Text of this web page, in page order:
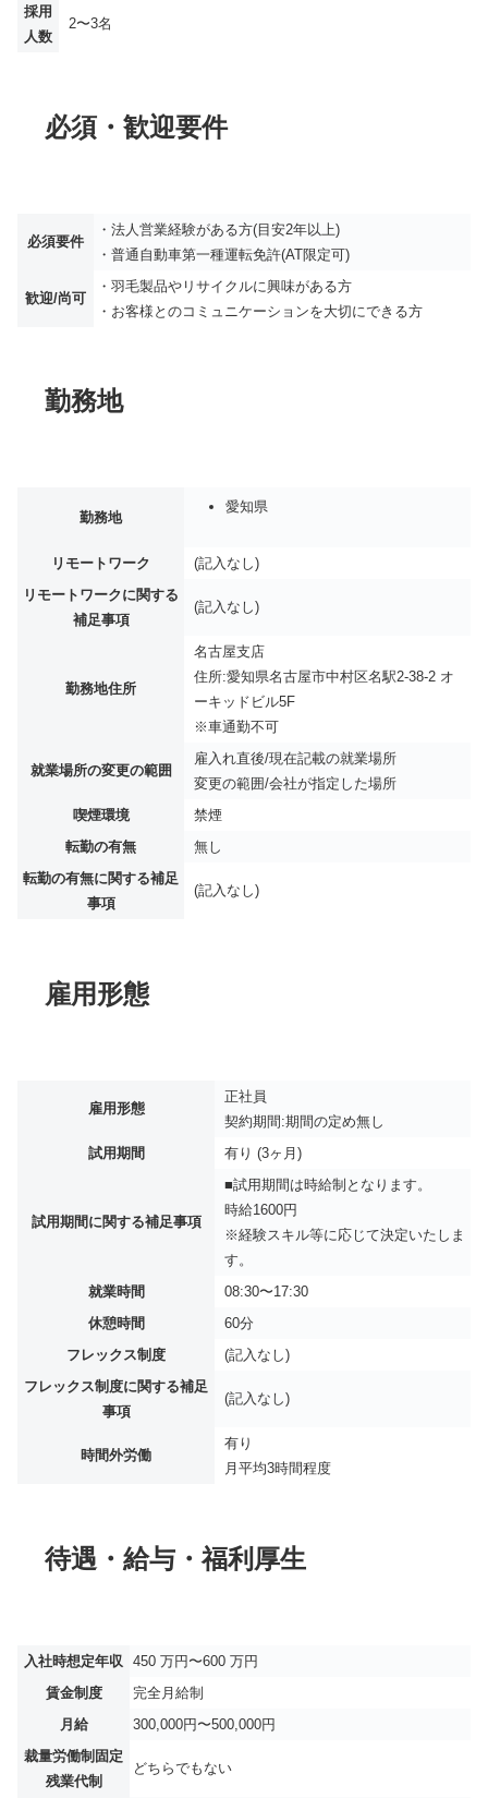
採用
人数
2〜3名
必須・歓迎要件
必須要件
・法人営業経験がある方(目安2年以上)
・普通自動車第一種運転免許(AT限定可)
歓迎/尚可
・羽毛製品やリサイクルに興味がある方
・お客様とのコミュニケーションを大切にできる方
勤務地
勤務地
愛知県
リモートワーク
(記入なし)
リモートワークに関する
補足事項
(記入なし)
勤務地住所
名古屋支店
住所:愛知県名古屋市中村区名駅2-38-2 オ
ーキッドビル5F
※車通勤不可
就業場所の変更の範囲
雇入れ直後/現在記載の就業場所
変更の範囲/会社が指定した場所
喫煙環境
禁煙
転勤の有無
無し
転勤の有無に関する補足
事項
(記入なし)
雇用形態
雇用形態
正社員
契約期間:期間の定め無し
試用期間
有り (3ヶ月)
試用期間に関する補足事項
■試用期間は時給制となります。
時給1600円
※経験スキル等に応じて決定いたしま
す。
就業時間
08:30〜17:30
休憩時間
60分
フレックス制度
(記入なし)
フレックス制度に関する補足
事項
(記入なし)
時間外労働
有り
月平均3時間程度
待遇・給与・福利厚生
入社時想定年収
450 万円〜600 万円
賃金制度
完全月給制
月給
300,000円〜500,000円
裁量労働制固定
残業代制
どちらでもない